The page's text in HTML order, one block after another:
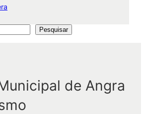
Pesquisar
de Angra